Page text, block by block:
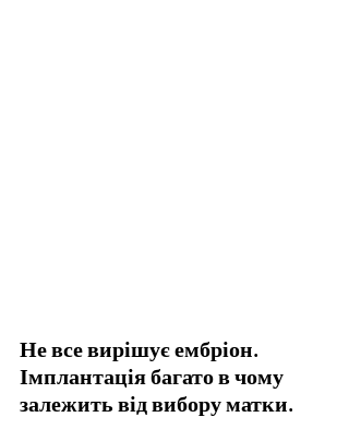
Не все вирішує ембріон.
Імплантація багато в чому
залежить від вибору матки.